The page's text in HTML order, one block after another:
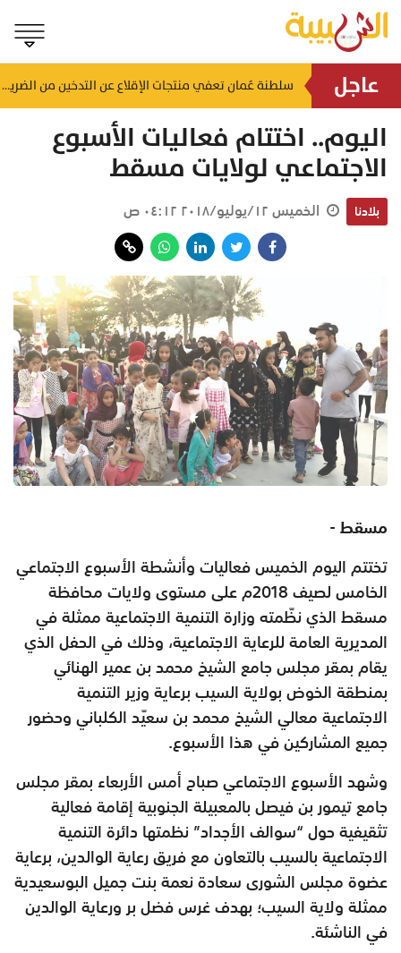
عاجل منذ ساعة سلطنة عُمان تعفي منتجات الإقلاع عن التدخين من الضريبة
اليوم.. اختتام فعاليات الأسبوع
الاجتماعي لولايات مسقط
بلادنا الخميس ١٢/يوليو/٢٠١٨ ٠٤:١٢ ص
مسقط -
تختتم اليوم الخميس فعاليات وأنشطة الأسبوع الاجتماعي
الخامس لصيف 2018م على مستوى ولايات محافظة
مسقط الذي نظّمته وزارة التنمية الاجتماعية ممثلة في
المديرية العامة للرعاية الاجتماعية، وذلك في الحفل الذي
يقام بمقر مجلس جامع الشيخ محمد بن عمير الهنائي
بمنطقة الخوض بولاية السيب برعاية وزير التنمية
الاجتماعية معالي الشيخ محمد بن سعيّد الكلباني وحضور
جميع المشاركين في هذا الأسبوع.
وشهد الأسبوع الاجتماعي صباح أمس الأربعاء بمقر مجلس
جامع تيمور بن فيصل بالمعبيلة الجنوبية إقامة فعالية
تثقيفية حول “سوالف الأجداد” نظمتها دائرة التنمية
الاجتماعية بالسيب بالتعاون مع فريق رعاية الوالدين، برعاية
عضوة مجلس الشورى سعادة نعمة بنت جميل البوسعيدية
ممثلة ولاية السيب؛ بهدف غرس فضل بر ورعاية الوالدين
في الناشئة.